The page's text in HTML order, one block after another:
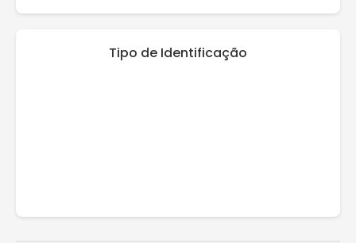
Tipo de Identificação